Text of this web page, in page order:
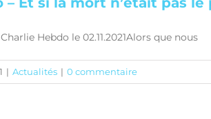
Hebdo le 02.11.2021Alors que nous
| Actualités | 0 commentaire